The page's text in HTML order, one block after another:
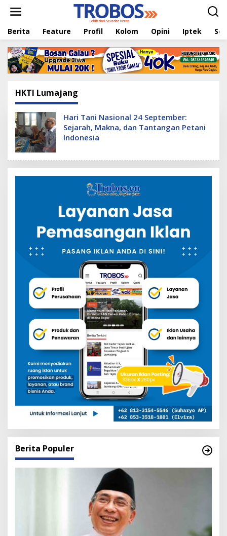
t
Berita Feature Profil Kolom Opini Iptek
HKTI Lumajang
Hari Tani Nasional 24 September:
Sejarah, Makna, dan Tantangan Petani
Indonesia
Berita Populer